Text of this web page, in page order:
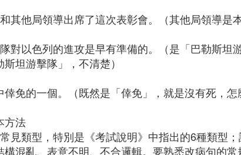
和其他局領導出席了這次表彰會。（其他局領導是
隊對以色列的進攻是早有準備的。（是「巴勒斯坦
坦游擊隊」，不清楚）
免的一個。（既然是「倖免」，就是沒有死，
方法
見類型，特別是《考試說明》中指出的6種類型；
混亂、表意不明、不合邏輯。要熟悉改病句的常